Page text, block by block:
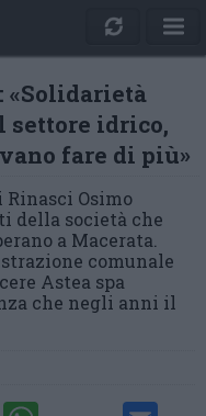
«Solidarietà
settore idrico,
fare di più»
Rinasci Osimo
della società che
a Macerata.
comunale
Astea spa
che negli anni il